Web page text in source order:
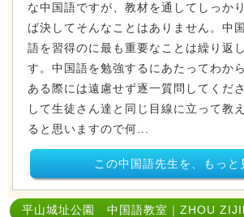
な中国語ですが、教材を通してしっか
ば決してそんなことはありません。中
語を習得のに最も重要なことは繰り返
す。中国語を勉強するにあたってわか
ある際には遠慮せず逐一質問してくだ
して生徒さん達と同じ目線に立って教
ると思いますので何...
この中国語先生を、もっと
平山城址公園 中国語教室｜ZHOU